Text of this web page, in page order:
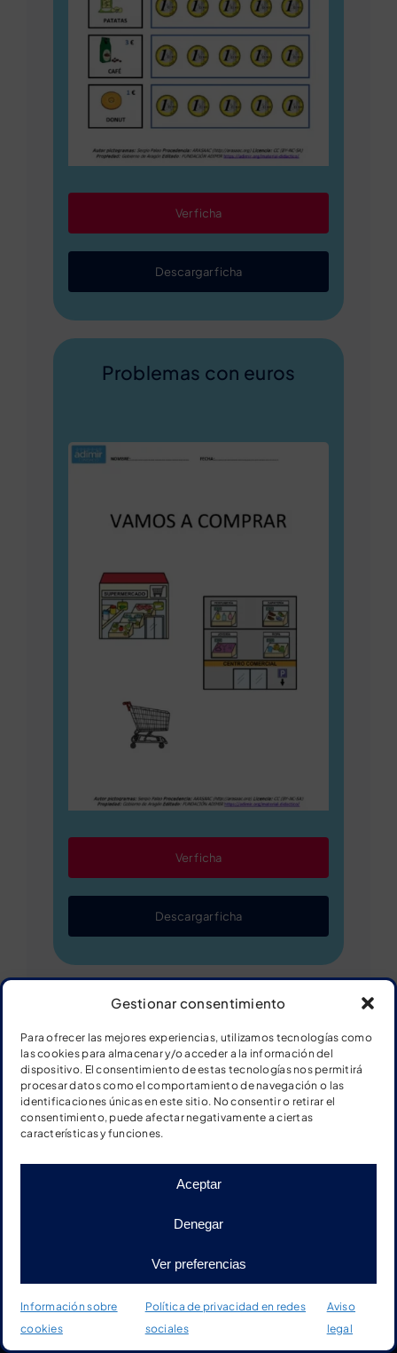
Gestionar consentimiento
Para ofrecer las mejores experiencias, utilizamos tecnologías como
las cookies para almacenar y/o acceder a la información del
dispositivo. El consentimiento de estas tecnologías nos permitirá
procesar datos como el comportamiento de navegación o las
identificaciones únicas en este sitio. No consentir o retirar el
consentimiento, puede afectar negativamente a ciertas
características y funciones.
Aceptar
Denegar
Ver preferencias
Información sobre
cookies
Política de privacidad en redes
sociales
Aviso
legal
Ver ficha
Descargar ficha
Problemas con euros
Ver ficha
Descargar ficha
Series numéricas del 0 al 10